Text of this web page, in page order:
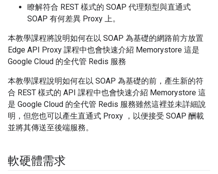
瞭解符合 REST 樣式的 SOAP 代理類型與直通式
SOAP 有何差異 Proxy 上。
本教學課程將說明如何在以 SOAP 為基礎的網路前方放置
Edge API Proxy 課程中也會快速介紹 Memorystore 這是
Google Cloud 的全代管 Redis 服務
本教學課程說明如何在以 SOAP 為基礎的前，產生新的符
合 REST 樣式的 API 課程中也會快速介紹 Memorystore 這
是 Google Cloud 的全代管 Redis 服務雖然這裡並未詳細說
明，但您也可以產生直通式 Proxy ，以便接受 SOAP 酬載
並將其傳送至後端服務。
軟硬體需求